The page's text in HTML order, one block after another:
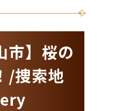
市】桜の
/捜索地